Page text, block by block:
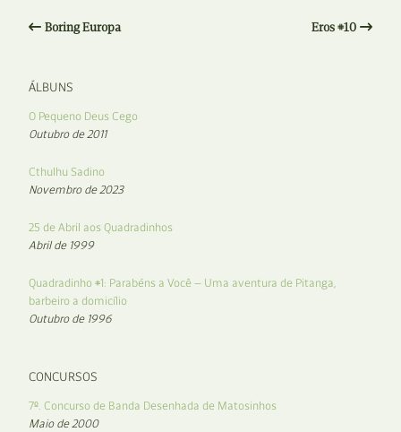
Boring Europa Eros #10
ÁLBUNS
O Pequeno Deus Cego
Outubro de 2011
Cthulhu Sadino
Novembro de 2023
25 de Abril aos Quadradinhos
Abril de 1999
Quadradinho #1: Parabéns a Você — Uma aventura de Pitanga,
barbeiro a domicílio
Outubro de 1996
CONCURSOS
7º. Concurso de Banda Desenhada de Matosinhos
Maio de 2000